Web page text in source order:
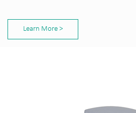
Learn More >